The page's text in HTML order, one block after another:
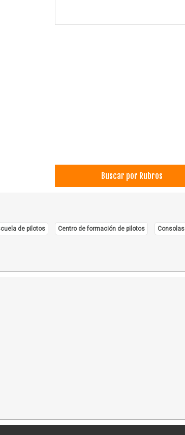
Buscar por Rubros
de pilotos Centro de formación de pilotos Consolas